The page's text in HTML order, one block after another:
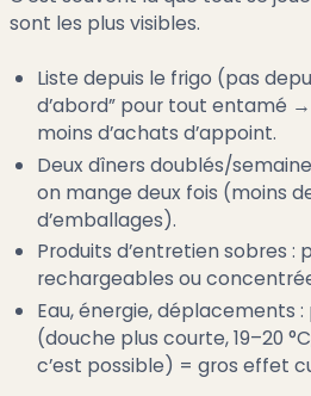
sont les plus visibles.
Liste depuis le frigo (pas
d’abord” pour tout entamé
moins d’achats d’appoint.
Deux dîners doublés/
on mange deux fois (moins
d’emballages).
Produits d’entretien sobres :
rechargeables ou
Eau, énergie, déplacements
(douche plus courte, 19–20
c’est possible) = gros effet